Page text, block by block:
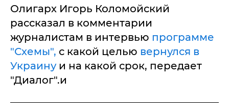
Олигарх Игорь Коломойский
рассказал в комментарии
журналистам в интервью программе
"Схемы", с какой целью вернулся в
Украинуи на какой срок, передает
"Диалог".и